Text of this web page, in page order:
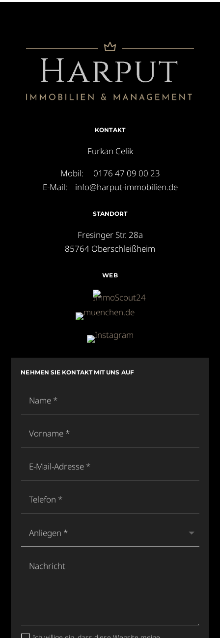
KONTAKT
Furkan Celik
Mobil: 0176 47 09 00 23
E-Mail: info@harput-immobilien.de
STANDORT
Fresinger Str. 28a
85764 Oberschleißheim
WEB
NEHMEN SIE KONTAKT MIT UNS AUF